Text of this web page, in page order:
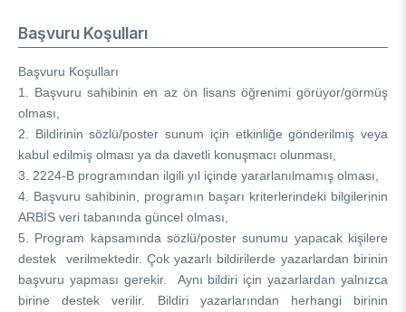
Başvuru Koşulları
Başvuru Koşulları
1. Başvuru sahibinin en az ön lisans öğrenimi görüyor/görmüş
olması,
2. Bildirinin sözlü/poster sunum için etkinliğe gönderilmiş veya
kabul edilmiş olması ya da davetli konuşmacı olunması,
3. 2224-B programından ilgili yıl içinde yararlanılmamış olması,
4. Başvuru sahibinin, programın başarı kriterlerindeki bilgilerinin
ARBİS veri tabanında güncel olması,
5. Program kapsamında sözlü/poster sunumu yapacak kişilere
destek verilmektedir. Çok yazarlı bildirilerde yazarlardan birinin
başvuru yapması gerekir. Aynı bildiri için yazarlardan yalnızca
birine destek verilir. Bildiri yazarlarından herhangi birinin